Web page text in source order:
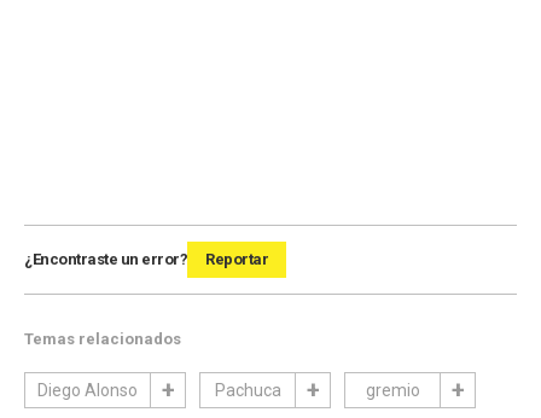
¿Encontraste un error? Reportar
Temas relacionados
Diego Alonso Pachuca gremio